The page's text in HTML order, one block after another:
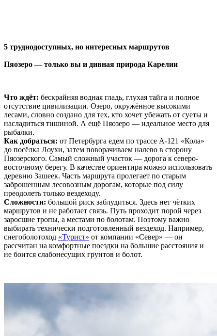
5 труднодоступных, но интересных маршрутов
Пяозеро — только вы и дивная природа Карелии
Что ждëт: бескрайняя водная гладь, глухая тайга и полное
отсутствие цивилизации. Озеро, окружённое высокими
лесами, словно создано для тех, кто хочет убежать от суеты и
насладиться тишиной. А ещё Пяозеро — идеальное место для
рыбалки.
Как добраться: от Петербурга едем по трассе А-121 «Кола»
до посёлка Лоухи, затем поворачиваем налево в сторону
Пяозерского. Самый сложный участок — дорога к северо-
восточному берегу. В качестве ориентира можно использовать
деревню Зашеек. Часть маршрута пролегает по старым
заброшенным лесовозным дорогам, которые под силу
преодолеть только вездеходу.
Сложности: большой риск заблудиться. Здесь нет чётких
маршрутов и не работает связь. Путь проходит порой через
заросшие тропы, а местами по болотам. Поэтому важно
выбирать технически подготовленный вездеход. Например,
снегоболотоход «Турист» от компании «Север» — он
рассчитан на комфортные поездки на большие расстояния и
не боится слабонесущих грунтов и болот.